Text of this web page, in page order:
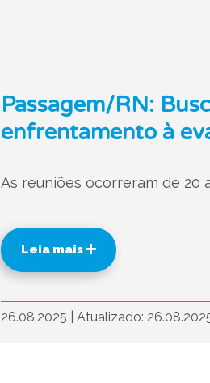
Passagem/RN:
enfrentamento à
As reuniões ocorreram de 20
Leia mais
26.08.2025 Atualizado: